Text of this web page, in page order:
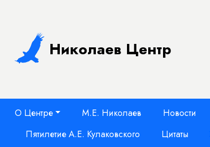
Николаев Центр
О Центре М.Е. Николаев Новости
Пятилетие А.Е. Кулаковского
Цитаты